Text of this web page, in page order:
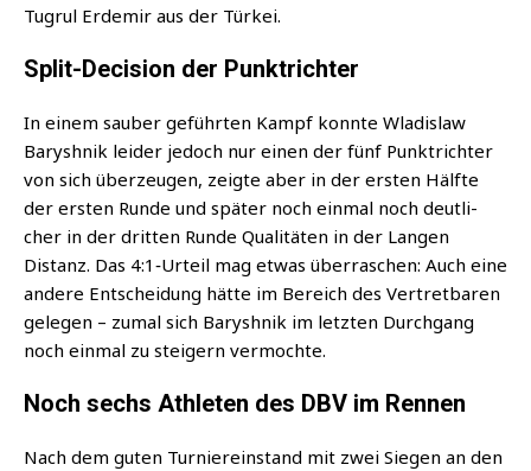
Tugrul Erd­emir aus der Türkei.
Split-Decision der Punktrichter
In einem sau­ber geführ­ten Kampf konn­te Wla­dis­law
Barysh­nik lei­der jedoch nur einen der fünf Punkt­rich­ter
von sich über­zeu­gen, zeig­te aber in der ers­ten Hälf­te
der ers­ten Run­de und spä­ter noch ein­mal noch deut­li­
cher in der drit­ten Run­de Qua­li­tä­ten in der Lan­gen
Distanz. Das 4:1‑Urteil mag etwas über­ra­schen: Auch eine
ande­re Ent­schei­dung hät­te im Bereich des Ver­tret­ba­ren
gele­gen – zumal sich Barysh­nik im letz­ten Durch­gang
noch ein­mal zu stei­gern vermochte.
Noch sechs Athleten des DBV im Rennen
Nach dem guten Tur­nier­ein­stand mit zwei Sie­gen an den